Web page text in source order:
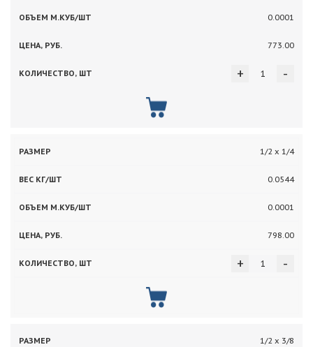
0.0001
773.00
-
+
1/2 х 1/4
0.0544
0.0001
798.00
-
+
1/2 х 3/8